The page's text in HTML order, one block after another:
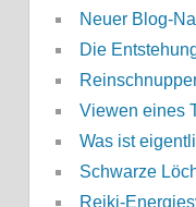
Neuer Blog-
Die
Viewen eines
Was ist
Schwarze
Reiki-